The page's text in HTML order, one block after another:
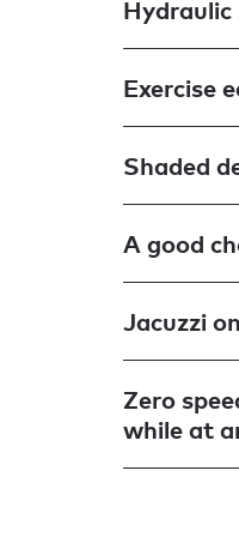
Exercise
Shaded
A good
Jacuzzi
Zero
while at